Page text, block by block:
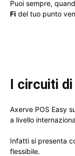
Puoi sempre,
Fi del tuo punto
I circuiti
Axerve POS Easy
a livello
Infatti si presenta
flessibile.